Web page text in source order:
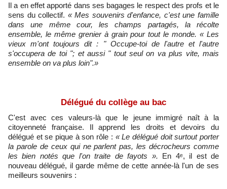
Il a en effet apporté dans ses bagages le respect des profs et le
sens du collectif. « Mes souvenirs d'enfance, c'est une famille
dans une même cour, les champs partagés, la récolte
ensemble, le même grenier à grain pour tout le monde. « Les
vieux m'ont toujours dit : " Occupe-toi de l'autre et l'autre
s'occupera de toi "; et aussi " tout seul on va plus vite, mais
ensemble on va plus loin".»
Délégué du collège au bac
C'est avec ces valeurs-là que le jeune immigré naît à la
citoyenneté française. Il apprend les droits et devoirs du
délégué et se pique à son rôle : « Le délégué doit surtout porter
la parole de ceux qui ne parlent pas, les décrocheurs comme
les bien notés que l'on traite de fayots ». En 4ᵉ, il est de
nouveau délégué, il garde même de cette année-là l'un de ses
meilleurs souvenirs :